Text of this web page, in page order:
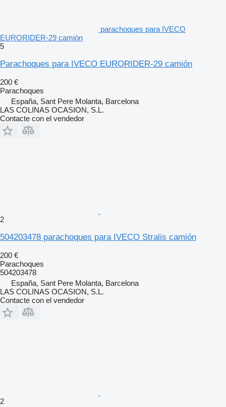
parachoques para IVECO
EURORIDER-29 camión
5
Parachoques para IVECO EURORIDER-29 camión
200 €
Parachoques
España, Sant Pere Molanta, Barcelona
LAS COLINAS OCASION, S.L.
Contacte con el vendedor
2
504203478 parachoques para IVECO Stralis camión
200 €
Parachoques
504203478
España, Sant Pere Molanta, Barcelona
LAS COLINAS OCASION, S.L.
Contacte con el vendedor
2